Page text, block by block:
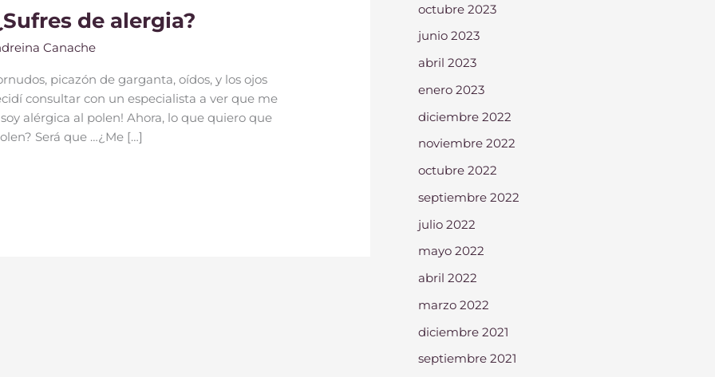
de alergia?
Canache
picazón de garganta, oídos, y los ojos
consultar con un especialista a ver que me
alérgica al polen! Ahora, lo que quiero que
Será que …¿Me […]
octubre 2023
junio 2023
abril 2023
enero 2023
diciembre 2022
noviembre 2022
octubre 2022
septiembre 2022
julio 2022
mayo 2022
abril 2022
marzo 2022
diciembre 2021
septiembre 2021